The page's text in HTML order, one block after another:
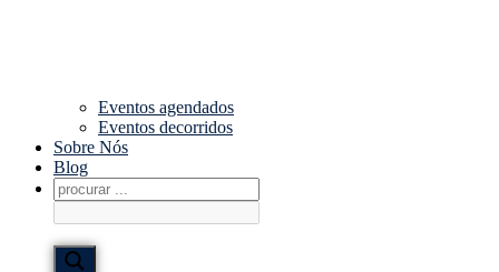
Eventos agendados
Eventos decorridos
Sobre Nós
Blog